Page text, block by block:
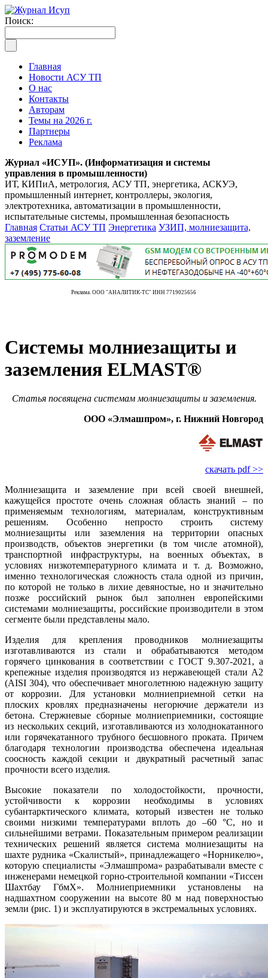
Поиск:
Главная
Новости АСУ ТП
О нас
Контакты
Авторам
Темы на 2026 г.
Партнеры
Реклама
Журнал «ИСУП». (Информатизация и системы
управления в промышленности)
ИТ, КИПиА, метрология, АСУ ТП, энергетика, АСКУЭ,
промышленный интернет, контроллеры, экология,
электротехника, автоматизации в промышленности,
испытательные системы, промышленная безопасность
Главная Статьи АСУ ТП Энергетика УЗИП, молниезащита,
заземление
Реклама. ООО "АНАЛИТИК-ТС" ИНН 7719025656
Системы молниезащиты и
заземления ELMAST®
Статья посвящена системам молниезащиты и заземления.
ООО «Элмашпром», г. Нижний Новгород
скачать pdf >>
Молниезащита и заземление при всей своей внешней,
кажущейся простоте очень сложная область знаний – по
применяемым технологиям, материалам, конструктивным
решениям. Особенно непросто строить систему
молниезащиты или заземления на территории опасных
производств, объектов энергетики (в том числе атомной),
транспортной инфраструктуры, на военных объектах, в
условиях низкотемпературного климата и т. д. Возможно,
именно технологическая сложность стала одной из причин,
по которой не только в лихие девяностые, но и значительно
позже российский рынок был заполнен европейскими
системами молниезащиты, российские производители в этом
сегменте бы­ли представлены мало.
Изделия для крепления проводников молниезащиты
изготавливаются из стали и обрабатываются методом
горячего цинкования в соответствии с ГОСТ 9.307-2021, а
крепежные изделия производятся из нержавеющей стали А2
(AISI 304), что обеспечивает многолетнюю надежную защиту
от коррозии. Для установки молниеприемной сетки на
плоских кровлях предназначены негорючие держатели из
бетона. Стержневые сборные молниеприемники, состоящие
из нескольких секций, изготавливаются из холоднокатанного
или горячекатанного трубного бесшовного проката. Причем
благодаря технологии производства обеспечена идеальная
соосность каждой секции и двукратный расчетный запас
прочности всего изделия.
Высокие показатели по холодостойкости, прочности,
устойчивости к коррозии необходимы в условиях
субантарктического климата, который известен не только
своими низкими температурами вплоть до –60 °C, но и
сильнейшими ветрами. Показательным примером реализации
технических решений является система молниезащиты на
шахте рудника «Скалистый», принадлежащего «Норникелю»,
которую специалисты «Элмашпрома» разрабатывали вместе с
инженерами немецкой горно-строительной компании «Тиссен
Шахтбау ГбмХ». Молниеприемники установлены на
надшахтном сооружении на высоте 80 м над поверхностью
земли (рис. 1) и эксплуатируются в экстремальных условиях.